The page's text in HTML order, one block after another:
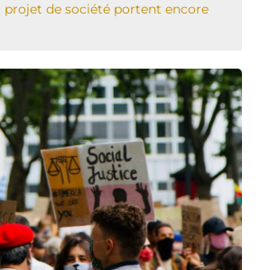
projet de société portent encore